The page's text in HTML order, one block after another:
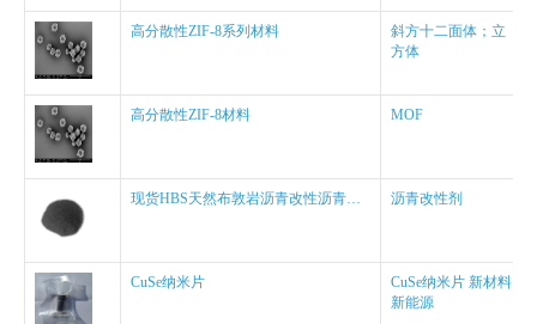
高分散性ZIF-8系列材料
斜方十二面体；立
方体
高分散性ZIF-8材料 MOF
现货HBS天然布敦岩沥青改性沥青改性剂 沥青改性剂
CuSe纳米片
CuSe纳米片 新材料
新能源